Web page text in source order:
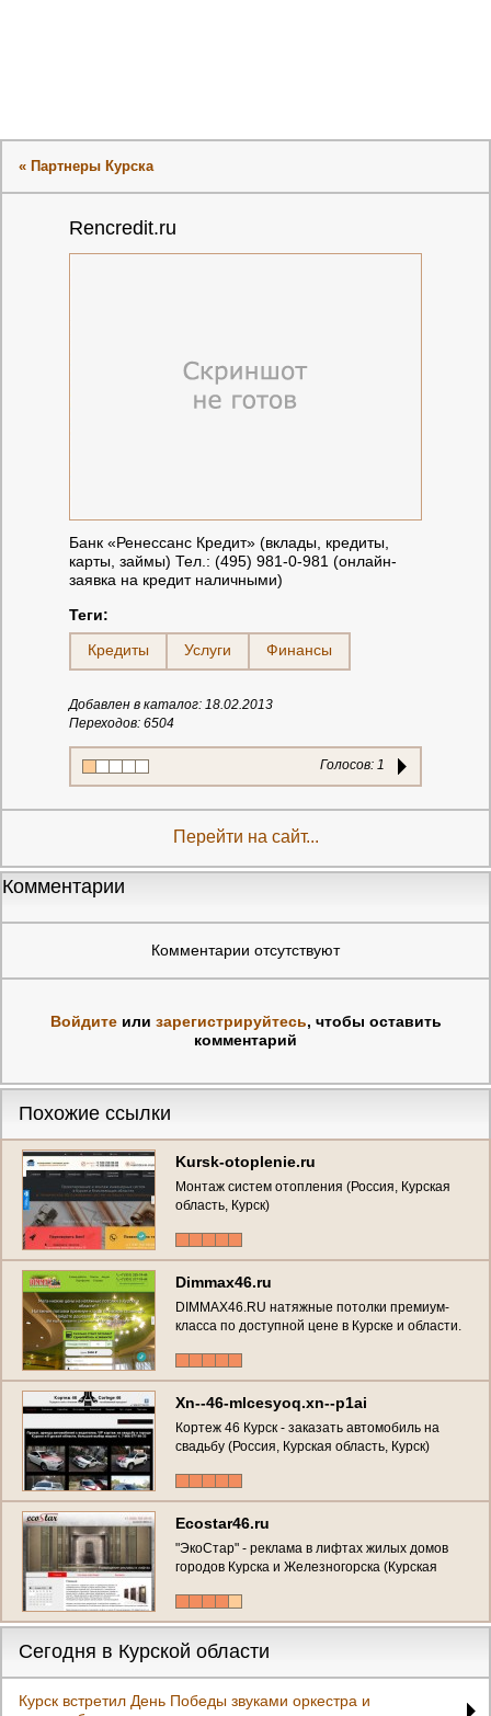
« Партнеры Курска
Rencredit.ru
Банк «Ренессанс Кредит» (вклады, кредиты,
карты, займы) Тел.: (495) 981-0-981 (онлайн-
заявка на кредит наличными)
Теги:
Кредиты
Услуги Финансы
Добавлен в каталог: 18.02.2013
Переходов: 6504
Голосов: 1
Перейти на сайт...
Комментарии
Комментарии отсутствуют
Войдитеили зарегистрируйтесь, чтобы оставить
комментарий
Похожие ссылки
Kursk-otoplenie.ru
Монтаж систем отопления (Россия, Курская
область, Курск)
Dimmax46.ru
DIMMAX46.RU натяжные потолки премиум-
класса по доступной цене в Курске и области.
соотношение цены и качества. Акции! (Россия,
Курская область, Курск)
Xn--46-mlcesyoq.xn--p1ai
Кортеж 46 Курск - заказать автомобиль на
свадьбу (Россия, Курская область, Курск)
Ecostar46.ru
"ЭкоСтар" - реклама в лифтах жилых домов
городов Курска и Железногорска (Курская
Сегодня в Курской области
Курск встретил День Победы звуками оркестра и